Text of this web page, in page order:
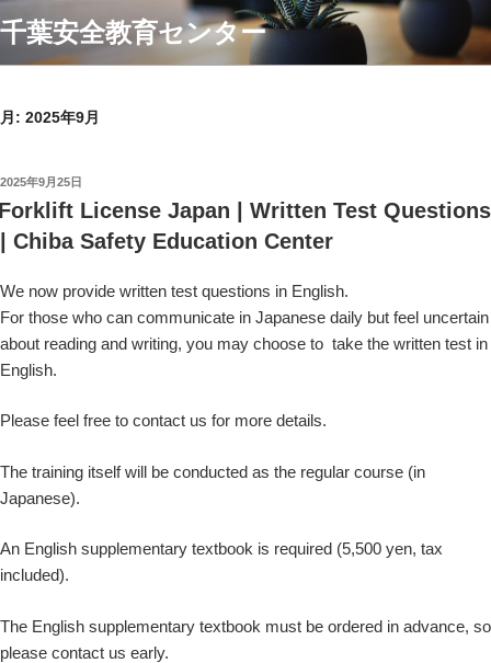
ン
テ
ツ
ッ
プ
千葉安全教育センター
月: 2025年9月
投
稿
日:
2025年9月25日
License Japan | Written Test Questions
| Chiba Safety Education Center
We now provide written test questions in English.
For those who can communicate in Japanese daily but feel uncertain
about reading and writing, you may choose to take the written test in
English.
Please feel free to contact us for more details.
The training itself will be conducted as the regular course (in
Japanese).
An English supplementary textbook is required (5,500 yen, tax
included).
The English supplementary textbook must be ordered in advance, so
please contact us early.